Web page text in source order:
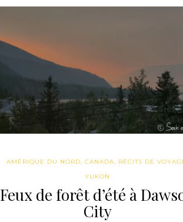
AMÉRIQUE DU NORD CANADA
RÉCITS DE
YUKON
Feux de forêt d’été à
City